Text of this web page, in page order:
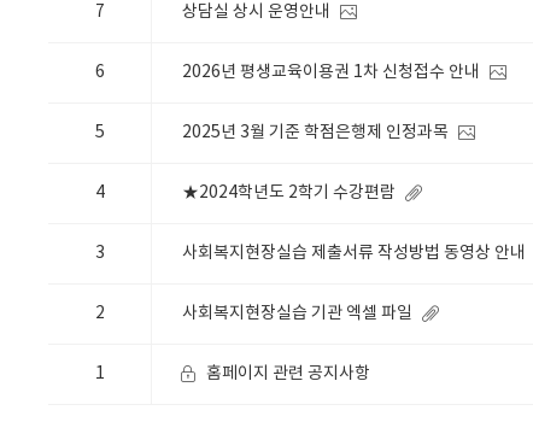
7 상담실 상시 운영안내
6 2026년 평생교육이용권 1차 신청접수 안내
5 2025년 3월 기준 학점은행제 인정과목
4 ★2024학년도 2학기 수강편람
3 사회복지현장실습 제출서류 작성방법 동영상 안내
2 사회복지현장실습 기관 엑셀 파일
1 홈페이지 관련 공지사항